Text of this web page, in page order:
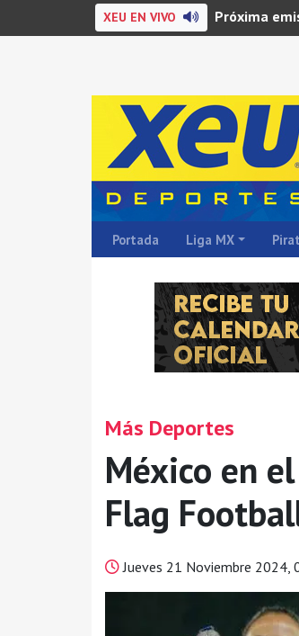
XEU EN VIVO Próxima
Portada Liga MX
Más Deportes
México en
Flag
Jueves 21 Noviembre